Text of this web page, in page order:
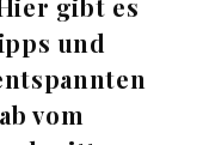
und
vom